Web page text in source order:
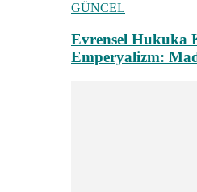
GÜNCEL
Evrensel Hukuka
Emperyalizm: